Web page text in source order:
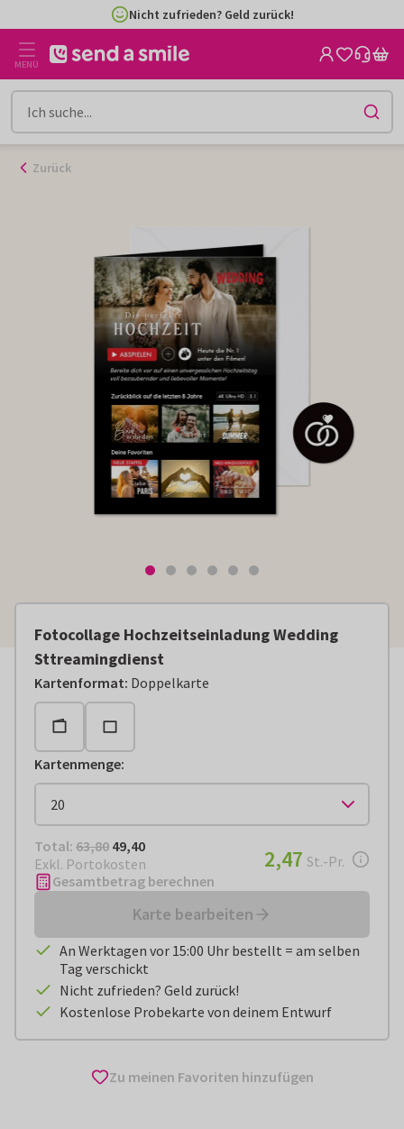
Inhalt
gehen
Nicht zufrieden? Geld zurück!
MENÜ
Zurück
Fotocollage Hochzeitseinladung Wedding
Sttreamingdienst
Kartenformat: Doppelkarte
Kartenmenge:
Total: € 49,40
Total: 63,80 49,40
Exkl. Portokosten
€ 2,47pro Stück
2,47 St.-Pr.
Gesamtbetrag berechnen
Karte bearbeiten
An Werktagen vor 15:00 Uhr bestellt = am selben
Tag verschickt
Nicht zufrieden? Geld zurück!
Kostenlose Probekarte von deinem Entwurf
Zu meinen Favoriten hinzufügen